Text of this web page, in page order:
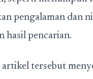
pengalaman dan
hasil pencarian.
artikel tersebut